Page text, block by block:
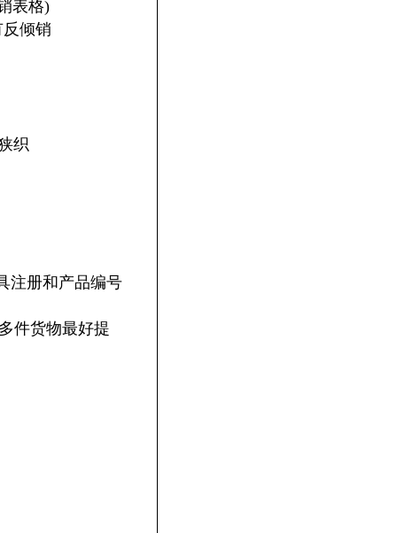
表格)
反倾销
织
注册和产品编号
件货物最好提